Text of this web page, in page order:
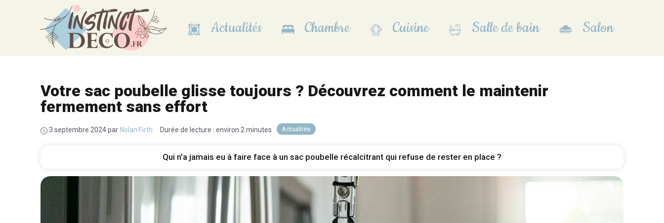
Actualités Chambre Cuisine Salle de bain Salon
Actualités
Votre sac poubelle glisse toujours ? Découvrez comment le maintenir
fermement sans effort
3 septembre 2024par Nolan Firth · Durée de lecture : environ 2 minutes
Qui n'a jamais eu à faire face à un sac poubelle récalcitrant qui refuse de rester en place ?